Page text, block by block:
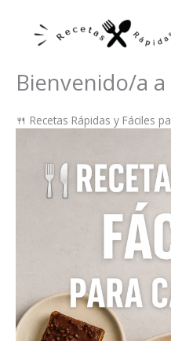
contenido
Bienvenido/a a
🍴 Recetas Rápidas y Fáciles